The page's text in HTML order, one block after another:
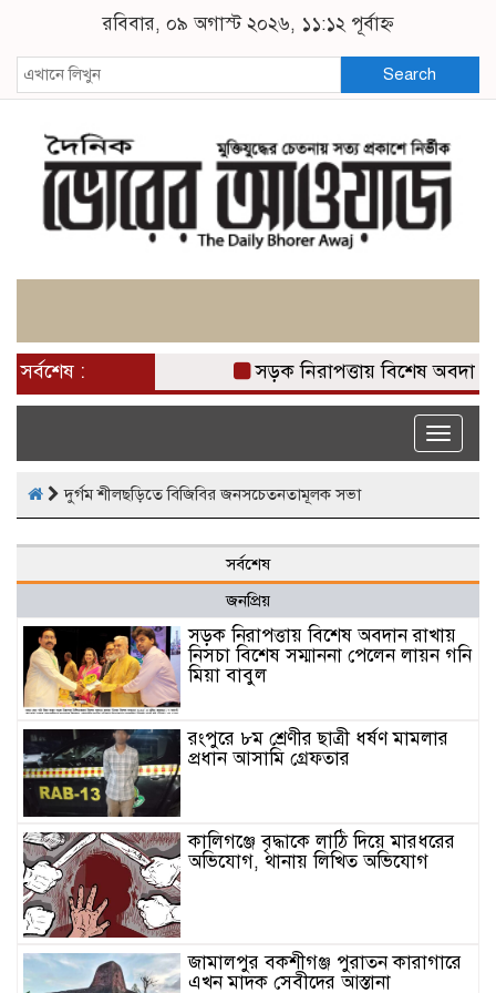
রবিবার, ০৯ অগাস্ট ২০২৬, ১১:১২ পূর্বাহ্ন
Search
সর্বশেষ : সড়ক নিরাপত্তায় বিশেষ অবদান
Toggle
দুর্গম শীলছড়িতে বিজিবির জনসচেতনতামূলক সভা
সর্বশেষ
জনপ্রিয়
সড়ক নিরাপত্তায় বিশেষ অবদান রাখায়
নিসচা বিশেষ সম্মাননা পেলেন লায়ন গনি
মিয়া বাবুল
রংপুরে ৮ম শ্রেণীর ছাত্রী ধর্ষণ মামলার
প্রধান আসামি গ্রেফতার
কালিগঞ্জে বৃদ্ধাকে লাঠি দিয়ে মারধরের
অভিযোগ, থানায় লিখিত অভিযোগ
জামালপুর বকশীগঞ্জ পুরাতন কারাগারে
এখন মাদক সেবীদের আস্তানা